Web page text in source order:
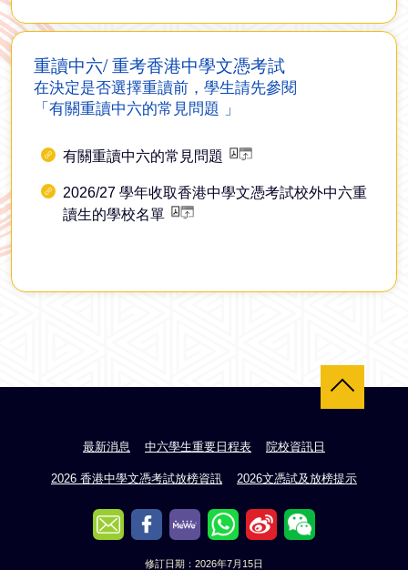
重讀中六/ 重考香港中學文憑考試
在決定是否選擇重讀前，學生請先參閱
「有關重讀中六的常見問題 」
有關重讀中六的常見問題
2026/27 學年收取香港中學文憑考試校外中六重
讀生的學校名單
最新消息 中六學生重要日程表 院校資訊日
2026 香港中學文憑考試放榜資訊 2026文憑試及放榜提示
修訂日期：2026年7月15日
返回頂部